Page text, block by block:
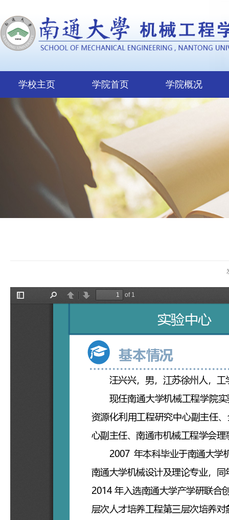
学校主页 学院首页 学院概况